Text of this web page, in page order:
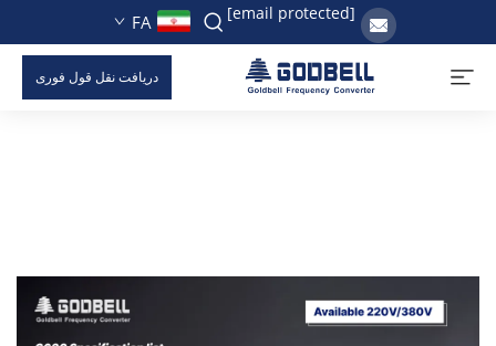
[email protected]
FA
دریافت نقل قول فوری